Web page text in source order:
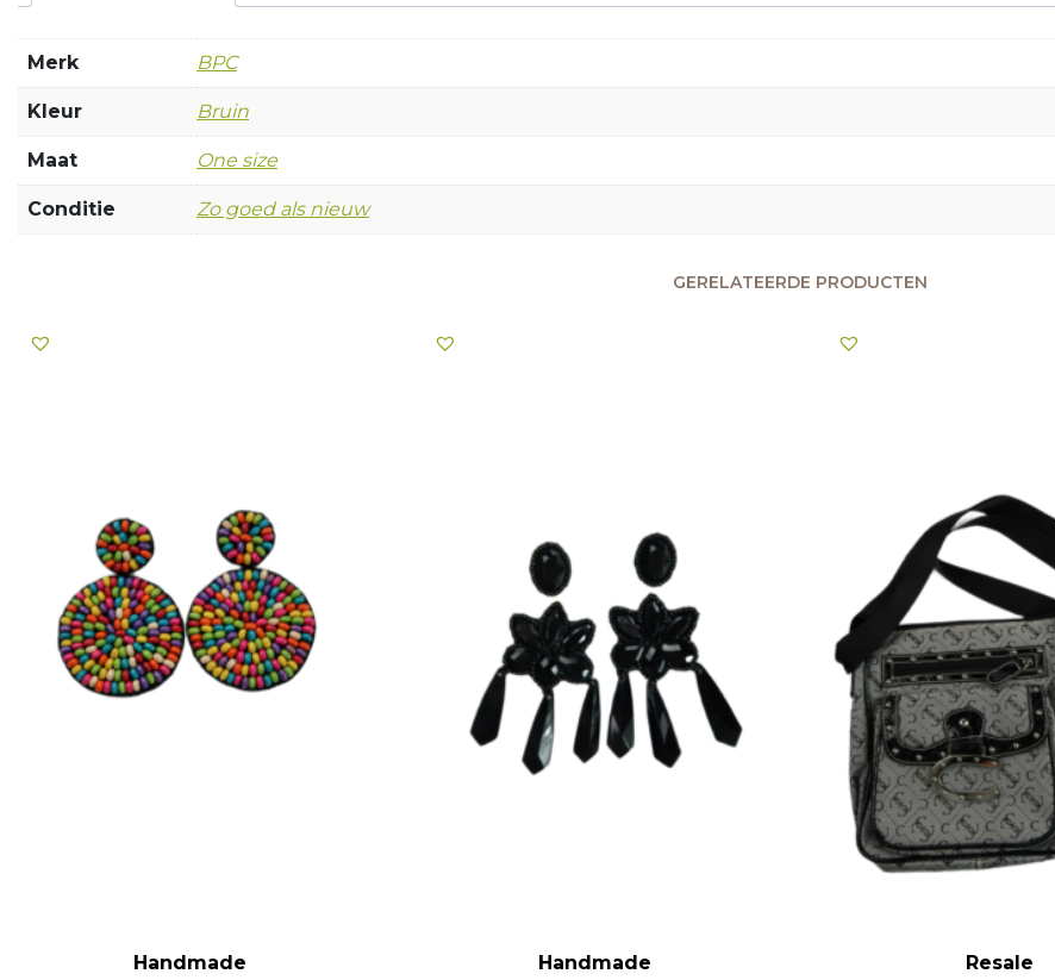
Merk BPC
Kleur Bruin
Maat One size
Conditie Zo goed als nieuw
GERELATEERDE PRODUCTEN
Handmade
Handmade
Resale